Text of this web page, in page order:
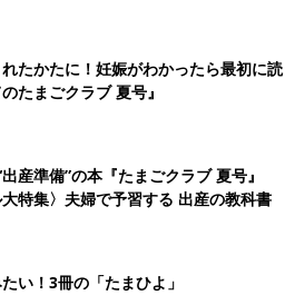
たかたに！妊娠がわかったら最初に読
たまごクラブ 夏号』
産準備”の本『たまごクラブ 夏号』
大特集〉夫婦で予習する 出産の教科書
い！3冊の「たまひよ」